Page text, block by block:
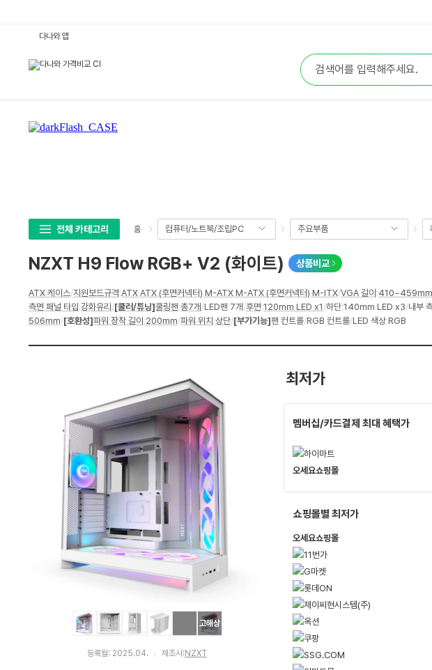
합
검
색
다나와 앱
전체 카테고리 홈 컴퓨터/노트북/조립PC 주요부품
NZXT H9 Flow RGB+ V2 (화이트) 상품비교
상
세
스
펙
ATX 케이스/지원보드규격:ATX ATX (후면커넥터) M-ATX M-ATX (후면커넥터) M-ITX/VGA 길이 :410~459mm
측면 패널 타입:강화유리 /[쿨러/튜닝]쿨링팬:총7개 /LED팬:7개 /후면:120mm LED x1 /하단:140mm LED x3/내부
506mm/[호환성]파워 장착 길이 :200mm/파워 위치 :상단/[부가기능]팬 컨트롤/RGB 컨트롤/LED 색상:RGB
고해상
등록월: 2025.04. 제조사: NZXT
최저가
멤버십/카드결제 최대 혜택가
오세요쇼핑몰
이
버
이
쇼핑몰별 최저가
오세요쇼핑몰
이